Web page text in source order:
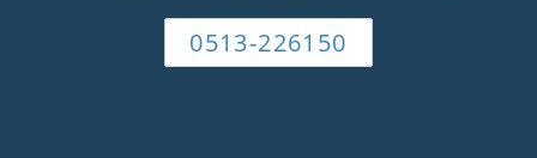
0513-226150